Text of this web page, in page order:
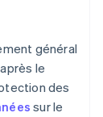
général
le
des
sur le